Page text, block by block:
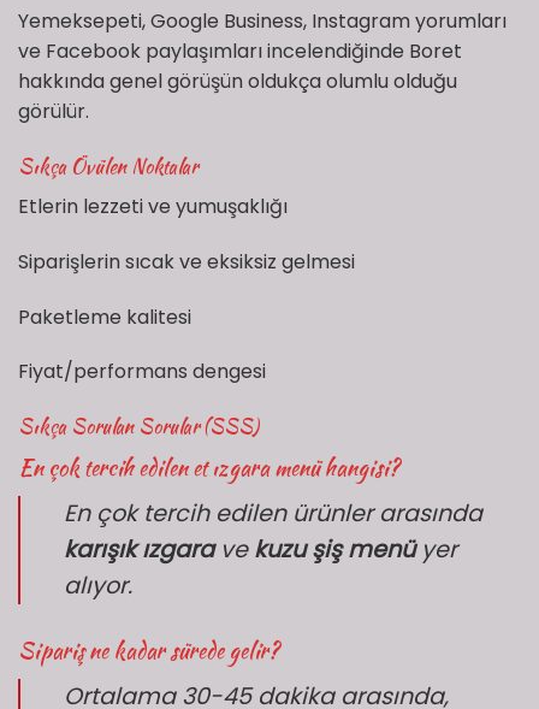
Yemeksepeti, Google Business, Instagram yorumları
ve Facebook paylaşımları incelendiğinde Boret
hakkında genel görüşün oldukça olumlu olduğu
görülür.
Sıkça Övülen Noktalar
Etlerin lezzeti ve yumuşaklığı
Siparişlerin sıcak ve eksiksiz gelmesi
Paketleme kalitesi
Fiyat/performans dengesi
Sıkça Sorulan Sorular (SSS)
En çok tercih edilen et ızgara menü hangisi?
En çok tercih edilen ürünler arasında
karışık ızgaravekuzu şiş menüyer
alıyor.
Sipariş ne kadar sürede gelir?
Ortalama 30-45 dakika arasında,